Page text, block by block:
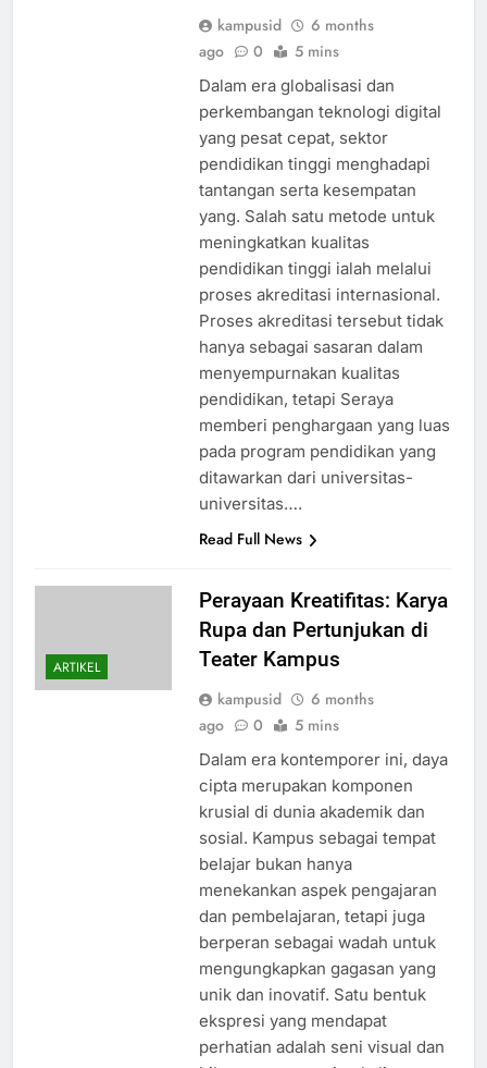
kampusid
6 months
ago
0 5 mins
Dalam era globalisasi dan
perkembangan teknologi digital
yang pesat cepat, sektor
pendidikan tinggi menghadapi
tantangan serta kesempatan
yang. Salah satu metode untuk
meningkatkan kualitas
pendidikan tinggi ialah melalui
proses akreditasi internasional.
Proses akreditasi tersebut tidak
hanya sebagai sasaran dalam
menyempurnakan kualitas
pendidikan, tetapi Seraya
memberi penghargaan yang luas
pada program pendidikan yang
ditawarkan dari universitas-
universitas….
Read Full News
ARTIKEL
Perayaan Kreatifitas: Karya
Rupa dan Pertunjukan di
Teater Kampus
kampusid
6 months
ago
0 5 mins
Dalam era kontemporer ini, daya
cipta merupakan komponen
krusial di dunia akademik dan
sosial. Kampus sebagai tempat
belajar bukan hanya
menekankan aspek pengajaran
dan pembelajaran, tetapi juga
berperan sebagai wadah untuk
mengungkapkan gagasan yang
unik dan inovatif. Satu bentuk
ekspresi yang mendapat
perhatian adalah seni visual dan